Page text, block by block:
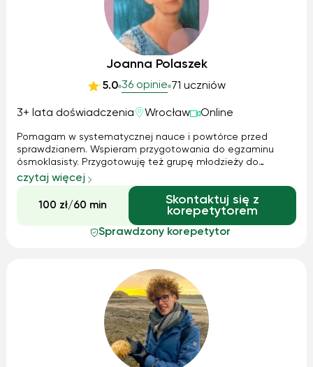
Joanna Polaszek
5.0 36 opinie 71 uczniów
3+ lata doświadczenia Wrocław Online
Pomagam w systematycznej nauce i powtórce przed
sprawdzianem. Wspieram przygotowania do egzaminu
ósmoklasisty. Przygotowuję też grupę młodzieży do
konkursów kuratoryjnych z matematyki, biologii oraz fizyki.
Skupiam uwagę na potrzebach i zainteresowaniach
podopiecznego. Młody człowiek potrzebuje pr...
czytaj więcej
100 zł/60 min
Skontaktuj się z
korepetytorem
Sprawdzony korepetytor